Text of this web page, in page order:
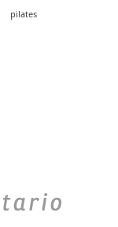
pilates